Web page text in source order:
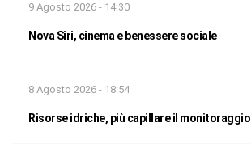
9 Agosto 2026 - 14:30
Nova Siri, cinema e benessere sociale
8 Agosto 2026 - 18:54
Risorse idriche, più capillare il monitoraggio